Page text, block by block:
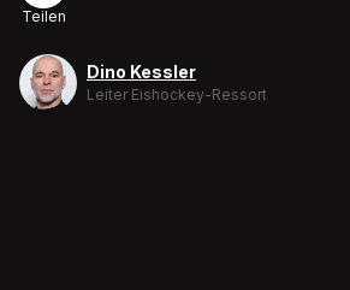
Teilen
Dino Kessler
Leiter Eishockey-Ressort